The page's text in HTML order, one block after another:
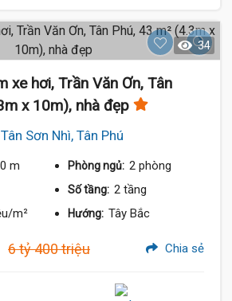
34
xe hơi, Trần Văn Ơn, Tân
x 10m), nhà đẹp
Sơn Nhì, Tân Phú
m Phòng ngủ: 2 phòng
Số tầng: 2 tầng
m² Hướng: Tây Bắc
6 tỷ 400 triệu Chia sẻ